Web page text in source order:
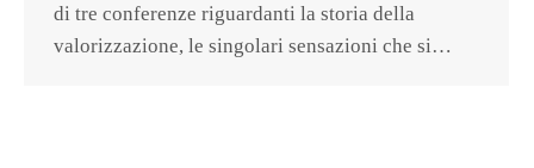
di tre conferenze riguardanti la storia della
valorizzazione, le singolari sensazioni che si…